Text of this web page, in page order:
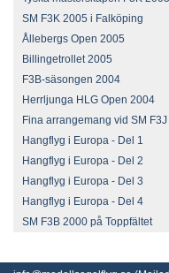
SM F3K 2005 i Falköping
Ållebergs Open 2005
Billingetrollet 2005
F3B-säsongen 2004
Herrljunga HLG Open 2004
Fina arrangemang vid SM
Hangflyg i Europa - Del 1
Hangflyg i Europa - Del 2
Hangflyg i Europa - Del 3
Hangflyg i Europa - Del 4
SM F3B 2000 på Toppfältet